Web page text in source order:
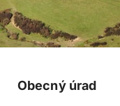
Obecný úrad